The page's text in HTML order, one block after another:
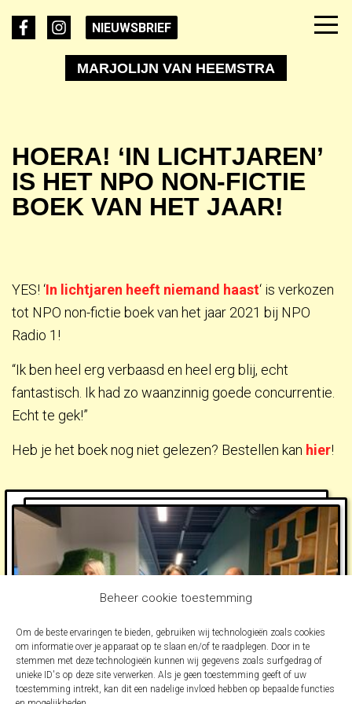
Beheer cookie toestemming
Om de beste ervaringen te bieden, gebruiken wij technologieën zoals cookies
om informatie over je apparaat op te slaan en/of te raadplegen. Door in te
stemmen met deze technologieën kunnen wij gegevens zoals surfgedrag of
unieke ID's op deze site verwerken. Als je geen toestemming geeft of uw
toestemming intrekt, kan dit een nadelige invloed hebben op bepaalde functies
MARJOLIJN VAN HEEMSTRA
NIEUWSBRIEF
HOERA! ‘IN LICHTJAREN’
IS HET NPO NON-FICTIE
BOEK VAN HET JAAR!
YES! ‘In lichtjaren heeft niemand haast‘ is verkozen
tot NPO non-fictie boek van het jaar 2021 bij NPO
Radio 1!
“Ik ben heel erg verbaasd en heel erg blij, echt
fantastisch. Ik had zo waanzinnig goede concurrentie.
Echt te gek!”
Heb je het boek nog niet gelezen? Bestellen kan hier!